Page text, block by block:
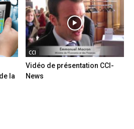
la
CCI
Vidéo de présentation CCI-
News